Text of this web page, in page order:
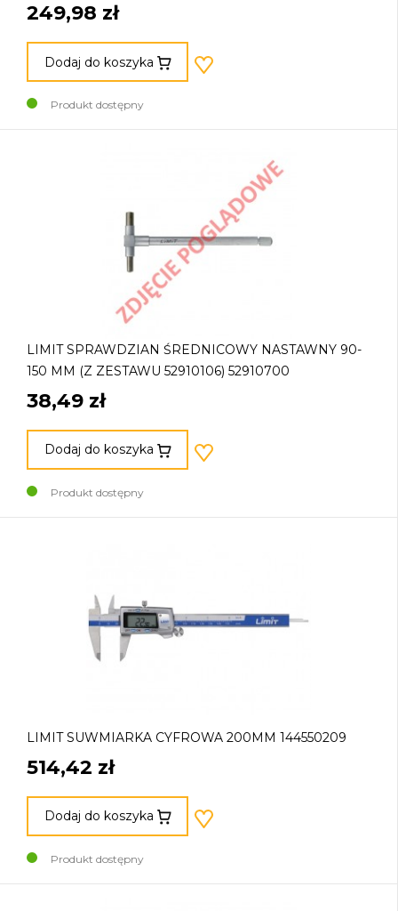
249,98 zł
Dodaj do koszyka
Produkt dostępny
LIMIT SPRAWDZIAN ŚREDNICOWY NASTAWNY 90-
150 MM (Z ZESTAWU 52910106) 52910700
38,49 zł
Dodaj do koszyka
Produkt dostępny
LIMIT SUWMIARKA CYFROWA 200MM 144550209
514,42 zł
Dodaj do koszyka
Produkt dostępny